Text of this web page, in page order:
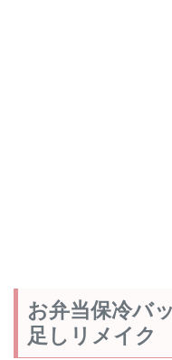
お弁当保冷バ
足しリメイク